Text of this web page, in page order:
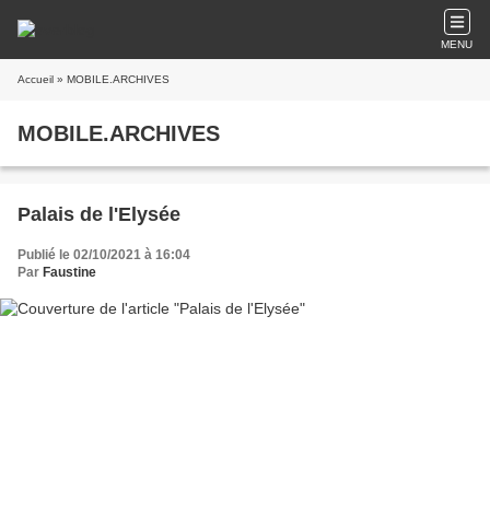
MENU
Accueil » MOBILE.ARCHIVES
MOBILE.ARCHIVES
Palais de l'Elysée
Publié le 02/10/2021 à 16:04
Par Faustine